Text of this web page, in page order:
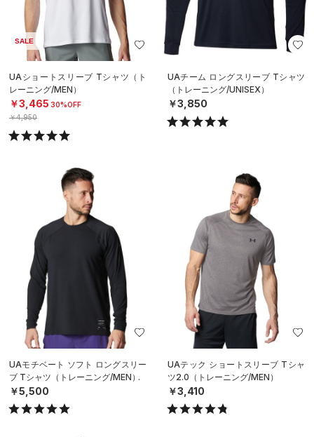
SALE
UAショートスリーブ Tシャツ（ト
レーニング/MEN）
￥3,465 30%OFF
￥4,950
UAチーム ロングスリーブ Tシャツ
（トレーニング/UNISEX）
￥3,850
UAモチベート ソフト ロングスリー
ブ Tシャツ（トレーニング/MEN）
￥5,500
UAテック ショートスリーブ Tシャ
ツ2.0（トレーニング/MEN）
￥3,410